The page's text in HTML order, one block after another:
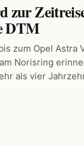
zur
DTM
zum Opel Astra
Norisring
als vier